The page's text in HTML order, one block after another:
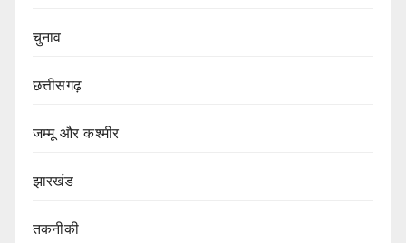
चुनाव
छत्तीसगढ़
जम्मू और कश्मीर
झारखंड
तकनीकी